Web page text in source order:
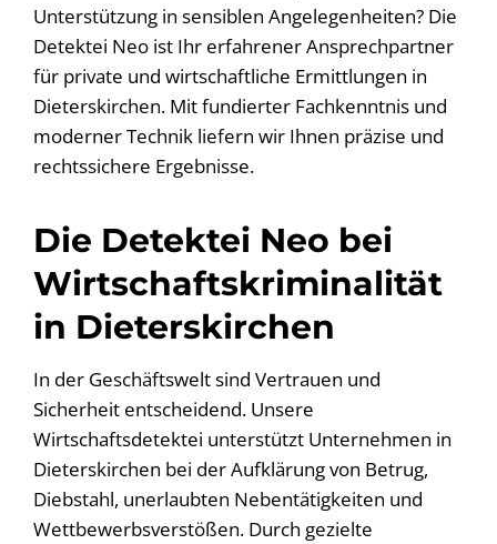
Unterstützung in sensiblen Angelegenheiten? Die
Detektei Neo ist Ihr erfahrener Ansprechpartner
für private und wirtschaftliche Ermittlungen in
Dieterskirchen. Mit fundierter Fachkenntnis und
moderner Technik liefern wir Ihnen präzise und
rechtssichere Ergebnisse.
Die Detektei Neo bei
Wirtschaftskriminalität
in Dieterskirchen
In der Geschäftswelt sind Vertrauen und
Sicherheit entscheidend. Unsere
Wirtschaftsdetektei unterstützt Unternehmen in
Dieterskirchen bei der Aufklärung von Betrug,
Diebstahl, unerlaubten Nebentätigkeiten und
Wettbewerbsverstößen. Durch gezielte